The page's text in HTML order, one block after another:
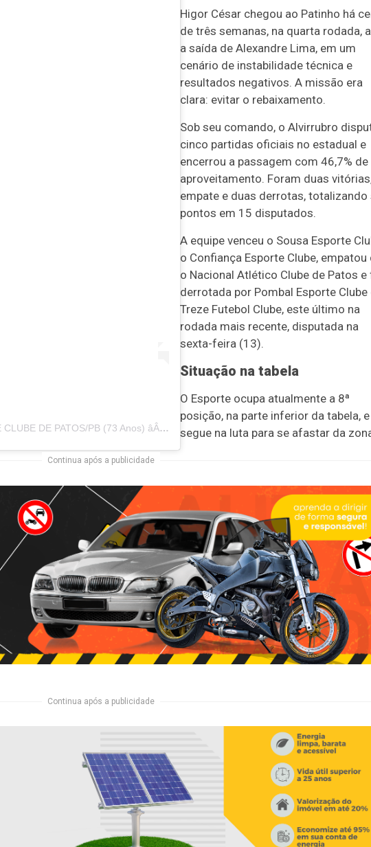
Uma publicação partilhada por ESPORTE CLUBE DE PATOS/PB (73 Anos) â­ÂÂâ­ÂÂâ­ÂÂâ­ÂÂ (@esportedepatosoficial)
Higor César chegou ao Patinho há
de três semanas, na quarta rodada,
a saída de Alexandre Lima, em um
cenário de instabilidade técnica e
resultados negativos. A missão era
clara: evitar o rebaixamento.
Continua após a publicidade
Sob seu comando, o Alvirrubro
cinco partidas oficiais no estadual e
encerrou a passagem com 46,7% de
aproveitamento. Foram duas
empate e duas derrotas, totalizando
pontos em 15 disputados.
A equipe venceu o Sousa Esporte
o Confiança Esporte Clube, empatou
o Nacional Atlético Clube de Patos e
derrotada por Pombal Esporte Clube
Treze Futebol Clube, este último na
rodada mais recente, disputada na
sexta-feira (13).
Continua após a publicidade
Situação na tabela
O Esporte ocupa atualmente a 8ª
posição, na parte inferior da tabela, e
segue na luta para se afastar da